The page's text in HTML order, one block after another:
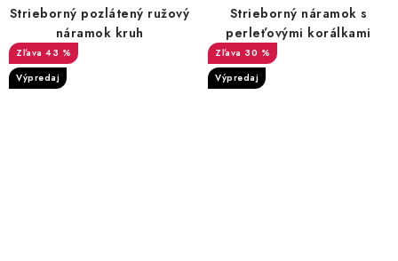
Strieborný pozlátený ružový
náramok kruh
43 %
Výpredaj
Strieborný náramok s
perleťovými korálkami
30 %
Výpredaj